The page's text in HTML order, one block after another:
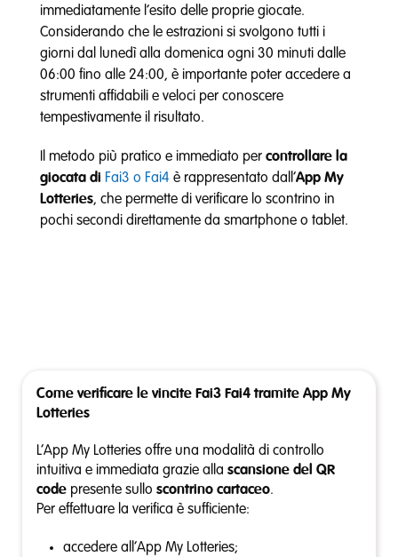
immediatamente l’esito delle proprie giocate.
Considerando che le estrazioni si svolgono tutti i
giorni dal lunedì alla domenica ogni 30 minuti dalle
06:00 fino alle 24:00, è importante poter accedere a
strumenti affidabili e veloci per conoscere
tempestivamente il risultato.
Il metodo più pratico e immediato per controllare la
giocata di Fai3 o Fai4 è rappresentato dall’App My
Lotteries, che permette di verificare lo scontrino in
pochi secondi direttamente da smartphone o tablet.
Come verificare le vincite Fai3 Fai4 tramite App My
Lotteries
L’App My Lotteries offre una modalità di controllo
intuitiva e immediata grazie alla scansione del QR
code presente sullo scontrino cartaceo.
Per effettuare la verifica è sufficiente:
accedere all’App My Lotteries;